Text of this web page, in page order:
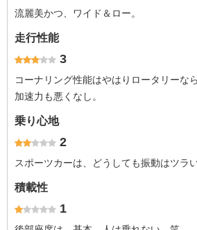
流麗美かつ、ワイド＆ロー。
走行性能
3
コーナリング性能はやはりロータリーなら
加速力も悪くなし。
乗り心地
2
スポーツカーは、どうしても振動はツラい
積載性
1